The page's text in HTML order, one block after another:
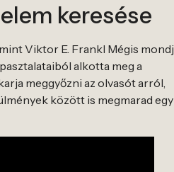
keresése
Viktor E. Frankl Mégis mondj
alkotta meg a
meggyőzni az olvasót arról,
között is megmarad egy